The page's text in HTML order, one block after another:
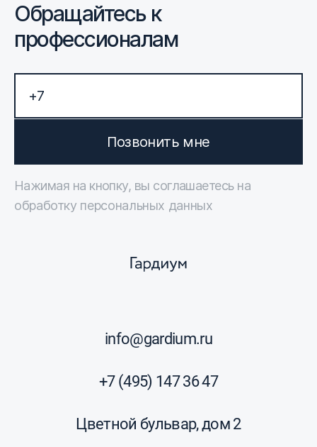
Обращайтесь к
профессионалам
Позвонить мне
Нажимая на кнопку, вы соглашаетесь на
обработку персональных данных
info@gardium.ru
+7 (495) 147 36 47
Цветной бульвар, дом 2